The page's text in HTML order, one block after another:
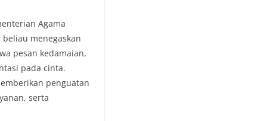
Agama
menegaskan
pesan kedamaian,
pada cinta.
penguatan
serta